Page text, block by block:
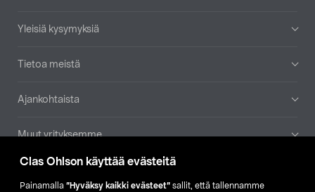
Clas Ohlson käyttää evästeitä
Painamalla ”Hyväksy kaikki evästeet” sallit, että tallennamme
Yleisiä kysymyksiä
Tietoa meistä
Ajankohtaista
Muut yrityksemme
Etsi myymälä